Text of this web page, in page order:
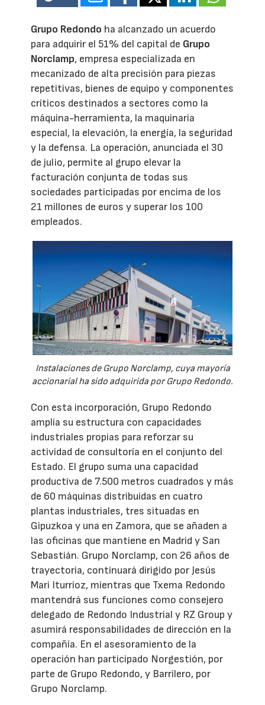
Grupo Redondo ha alcanzado un acuerdo
para adquirir el 51% del capital de Grupo
Norclamp, empresa especializada en
mecanizado de alta precisión para piezas
repetitivas, bienes de equipo y componentes
críticos destinados a sectores como la
máquina-herramienta, la maquinaria
especial, la elevación, la energía, la seguridad
y la defensa. La operación, anunciada el 30
de julio, permite al grupo elevar la
facturación conjunta de todas sus
sociedades participadas por encima de los
21 millones de euros y superar los 100
empleados.
Instalaciones de Grupo Norclamp, cuya mayoría
accionarial ha sido adquirida por Grupo Redondo.
Con esta incorporación, Grupo Redondo
amplía su estructura con capacidades
industriales propias para reforzar su
actividad de consultoría en el conjunto del
Estado. El grupo suma una capacidad
productiva de 7.500 metros cuadrados y más
de 60 máquinas distribuidas en cuatro
plantas industriales, tres situadas en
Gipuzkoa y una en Zamora, que se añaden a
las oficinas que mantiene en Madrid y San
Sebastián. Grupo Norclamp, con 26 años de
trayectoria, continuará dirigido por Jesús
Mari Iturrioz, mientras que Txema Redondo
mantendrá sus funciones como consejero
delegado de Redondo Industrial y RZ Group y
asumirá responsabilidades de dirección en la
compañía. En el asesoramiento de la
operación han participado Norgestión, por
parte de Grupo Redondo, y Barrilero, por
Grupo Norclamp.